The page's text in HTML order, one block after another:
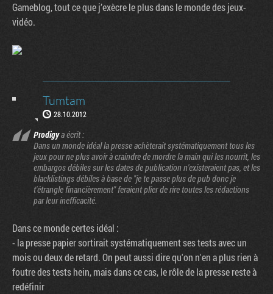
Gameblog, tout ce que j’exècre le plus dans le monde des jeux-
vidéo.
Tumtam
28.10.2012
Prodigya écrit :
Dans un monde idéal la presse achèterait systématiquement tous les
jeux pour ne plus avoir à craindre de mordre la main qui les nourrit, les
embargos débiles sur les dates de publication n'existeraient pas, et les
blacklistings débiles à base de "je te passe plus de pub donc je
t'étrangle financièrement" feraient plier de rire toutes les rédactions
par leur inefficacité.
Dans ce monde certes idéal :
- la presse papier sortirait systématiquement ses tests avec un
mois ou deux de retard. On peut aussi dire qu'on n'en a plus rien à
foutre des tests hein, mais dans ce cas, le rôle de la presse reste à
redéfinir